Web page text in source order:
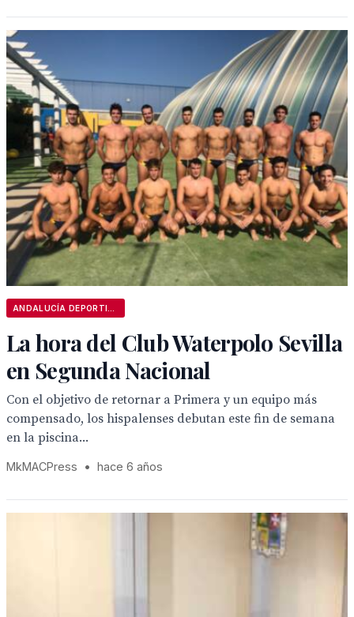
La hora del Club Waterpolo Sevilla
en Segunda Nacional
Con el objetivo de retornar a Primera y un equipo más
compensado, los hispalenses debutan este fin de semana
en la piscina...
MkMACPress • hace 6 años